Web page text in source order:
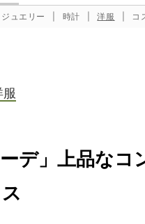
ジュエリー 時計 洋服 コ
服
ーデ」上品な